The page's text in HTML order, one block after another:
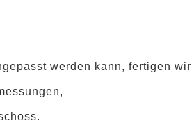
werden kann, fertigen